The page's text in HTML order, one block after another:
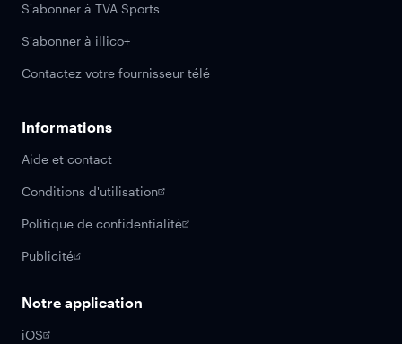
S'abonner à TVA Sports
S'abonner à illico+
Contactez votre fournisseur télé
Informations
Aide et contact
Conditions d'utilisation
Politique de confidentialité
Publicité
Notre application
iOS